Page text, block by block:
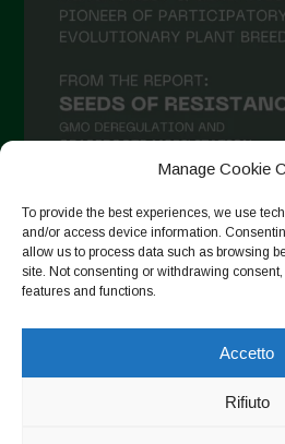
Manage Cookie
To provide the best experiences, we use
and/or access device information.
allow us to process data such as browsing
site. Not consenting or withdrawing
features and functions.
Accetto
Rifiuto
Aprile 2021
Febbraio 2021
Gennaio 2021
Novembre 2020
Ottobre 2020
Agosto 2020
Luglio 2020
Segui su
Copyright © 2026. All rights
Cookie Policy